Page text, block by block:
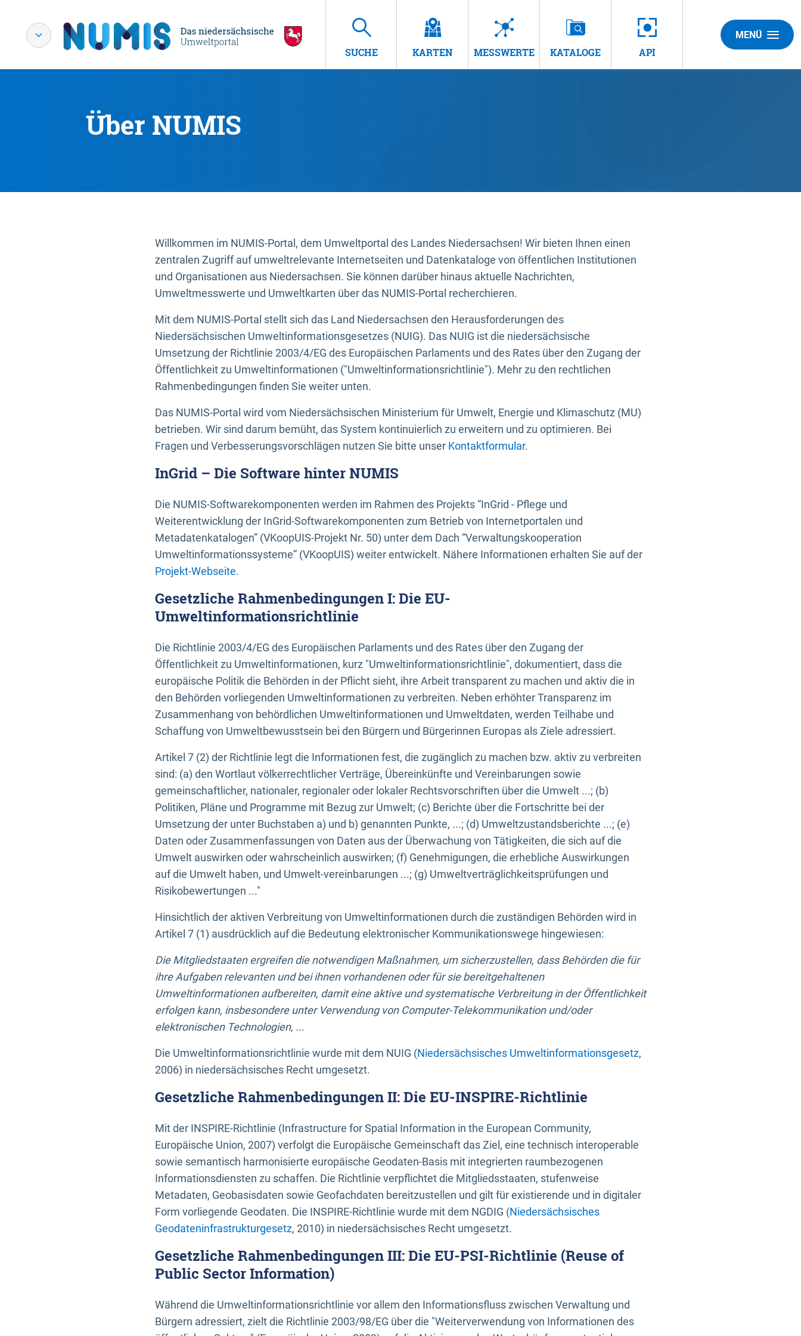
SUCHE KARTEN MESSWERTE KATALOGE API
MENÜ
Über NUMIS
Willkommen im NUMIS-Portal, dem Umweltportal des Landes Niedersachsen! Wir bieten Ihnen einen
zentralen Zugriff auf umweltrelevante Internetseiten und Datenkataloge von öffentlichen Institutionen
und Organisationen aus Niedersachsen. Sie können darüber hinaus aktuelle Nachrichten,
Umweltmesswerte und Umweltkarten über das NUMIS-Portal recherchieren.
Mit dem NUMIS-Portal stellt sich das Land Niedersachsen den Herausforderungen des
Niedersächsischen Umweltinformationsgesetzes (NUIG). Das NUIG ist die niedersächsische
Umsetzung der Richtlinie 2003/4/EG des Europäischen Parlaments und des Rates über den Zugang der
Öffentlichkeit zu Umweltinformationen ("Umweltinformationsrichtlinie"). Mehr zu den rechtlichen
Rahmenbedingungen finden Sie weiter unten.
Das NUMIS-Portal wird vom Niedersächsischen Ministerium für Umwelt, Energie und Klimaschutz (MU)
betrieben. Wir sind darum bemüht, das System kontinuierlich zu erweitern und zu optimieren. Bei
Fragen und Verbesserungsvorschlägen nutzen Sie bitte unser Kontaktformular.
InGrid – Die Software hinter NUMIS
Die NUMIS-Softwarekomponenten werden im Rahmen des Projekts “InGrid - Pflege und
Weiterentwicklung der InGrid-Softwarekomponenten zum Betrieb von Internetportalen und
Metadatenkatalogen” (VKoopUIS-Projekt Nr. 50) unter dem Dach “Verwaltungskooperation
Umweltinformationssysteme” (VKoopUIS) weiter entwickelt. Nähere Informationen erhalten Sie auf der
Projekt-Webseite.
Gesetzliche Rahmenbedingungen I: Die EU-
Umweltinformationsrichtlinie
Die Richtlinie 2003/4/EG des Europäischen Parlaments und des Rates über den Zugang der
Öffentlichkeit zu Umweltinformationen, kurz "Umweltinformationsrichtlinie", dokumentiert, dass die
europäische Politik die Behörden in der Pflicht sieht, ihre Arbeit transparent zu machen und aktiv die in
den Behörden vorliegenden Umweltinformationen zu verbreiten. Neben erhöhter Transparenz im
Zusammenhang von behördlichen Umweltinformationen und Umweltdaten, werden Teilhabe und
Schaffung von Umweltbewusstsein bei den Bürgern und Bürgerinnen Europas als Ziele adressiert.
Artikel 7 (2) der Richtlinie legt die Informationen fest, die zugänglich zu machen bzw. aktiv zu verbreiten
sind: (a) den Wortlaut völkerrechtlicher Verträge, Übereinkünfte und Vereinbarungen sowie
gemeinschaftlicher, nationaler, regionaler oder lokaler Rechtsvorschriften über die Umwelt ...; (b)
Politiken, Pläne und Programme mit Bezug zur Umwelt; (c) Berichte über die Fortschritte bei der
Umsetzung der unter Buchstaben a) und b) genannten Punkte, ...; (d) Umweltzustandsberichte ...; (e)
Daten oder Zusammenfassungen von Daten aus der Überwachung von Tätigkeiten, die sich auf die
Umwelt auswirken oder wahrscheinlich auswirken; (f) Genehmigungen, die erhebliche Auswirkungen
auf die Umwelt haben, und Umwelt-vereinbarungen ...; (g) Umweltverträglichkeitsprüfungen und
Risikobewertungen ..."
Hinsichtlich der aktiven Verbreitung von Umweltinformationen durch die zuständigen Behörden wird in
Artikel 7 (1) ausdrücklich auf die Bedeutung elektronischer Kommunikationswege hingewiesen:
Die Mitgliedstaaten ergreifen die notwendigen Maßnahmen, um sicherzustellen, dass Behörden die für
ihre Aufgaben relevanten und bei ihnen vorhandenen oder für sie bereitgehaltenen
Umweltinformationen aufbereiten, damit eine aktive und systematische Verbreitung in der Öffentlichkeit
erfolgen kann, insbesondere unter Verwendung von Computer-Telekommunikation und/oder
elektronischen Technologien, ...
Die Umweltinformationsrichtlinie wurde mit dem NUIG (Niedersächsisches Umweltinformationsgesetz,
2006) in niedersächsisches Recht umgesetzt.
Gesetzliche Rahmenbedingungen II: Die EU-INSPIRE-Richtlinie
Mit der INSPIRE-Richtlinie (Infrastructure for Spatial Information in the European Community,
Europäische Union, 2007) verfolgt die Europäische Gemeinschaft das Ziel, eine technisch interoperable
sowie semantisch harmonisierte europäische Geodaten-Basis mit integrierten raumbezogenen
Informationsdiensten zu schaffen. Die Richtlinie verpflichtet die Mitgliedsstaaten, stufenweise
Metadaten, Geobasisdaten sowie Geofachdaten bereitzustellen und gilt für existierende und in digitaler
Form vorliegende Geodaten. Die INSPIRE-Richtlinie wurde mit dem NGDIG (Niedersächsisches
Geodateninfrastrukturgesetz, 2010) in niedersächsisches Recht umgesetzt.
Gesetzliche Rahmenbedingungen III: Die EU-PSI-Richtlinie (Reuse of
Public Sector Information)
Während die Umweltinformationsrichtlinie vor allem den Informationsfluss zwischen Verwaltung und
Bürgern adressiert, zielt die Richtlinie 2003/98/EG über die "Weiterverwendung von Informationen des